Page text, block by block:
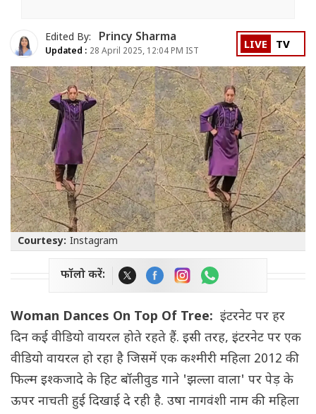
Edited By: Princy Sharma
Updated : 28 April 2025, 12:04 PM IST LIVE TV
Courtesy: Instagram
फॉलो करें:
Woman Dances On Top Of Tree: इंटरनेट पर हर
दिन कई वीडियो वायरल होते रहते हैं. इसी तरह, इंटरनेट पर एक
वीडियो वायरल हो रहा है जिसमें एक कश्मीरी महिला 2012 की
फिल्म इश्कजादे के हिट बॉलीवुड गाने 'झल्ला वाला' पर पेड़ के
ऊपर नाचती हुई दिखाई दे रही है. उषा नागवंशी नाम की महिला